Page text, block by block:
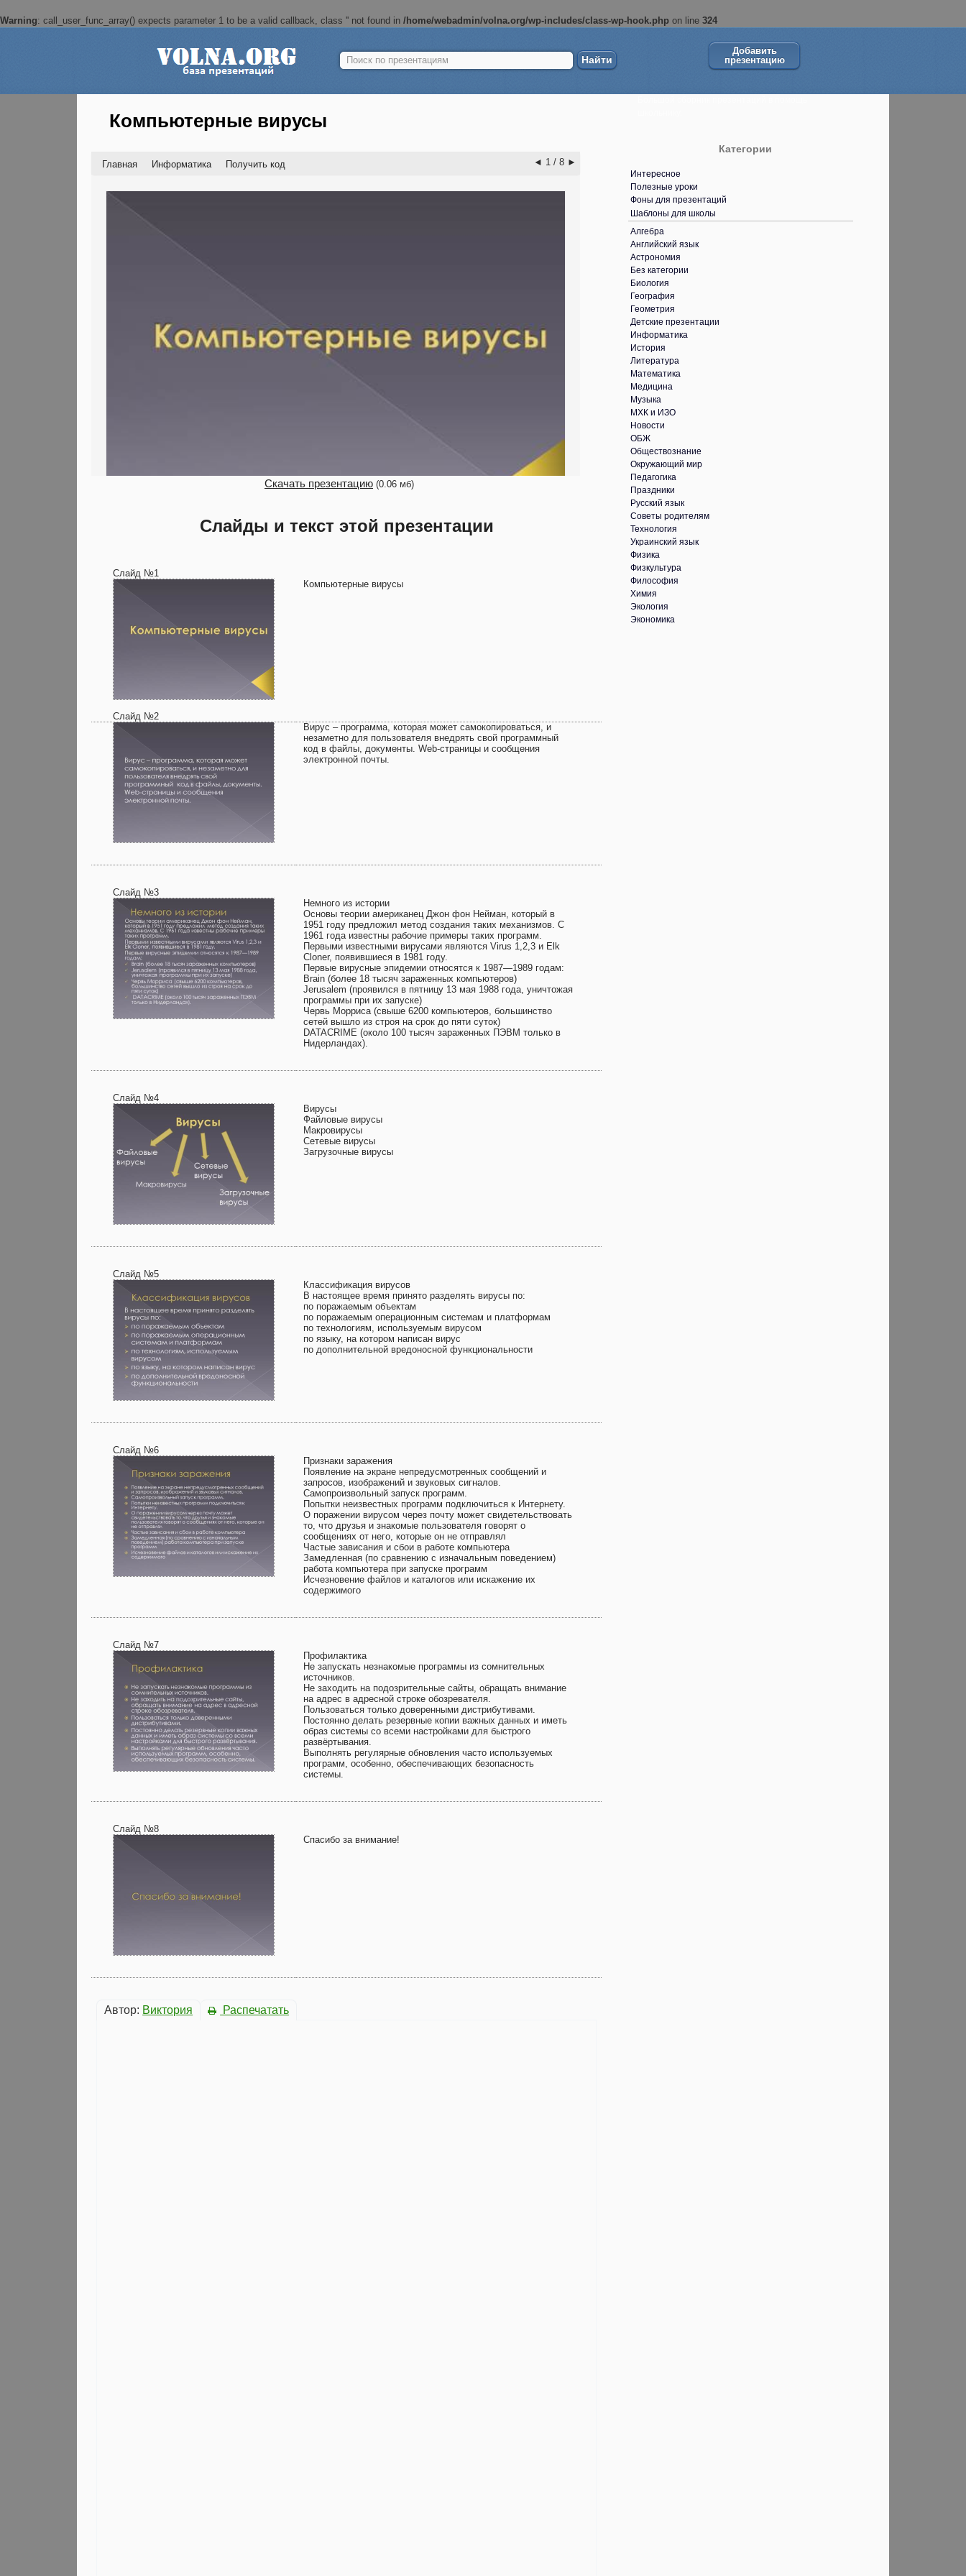
Warning: call_user_func_array() expects parameter 1 to be a valid callback, class '' not found in /home/webadmin/volna.org/wp-includes/class-wp-hook.php on line 324
Найти:
Добавить
презентацию
Компьютерные вирусы
Главная Информатика Получить код ◄ 1 / 8 ►
Скачать презентацию (0.06 мб)
Слайды и текст этой презентации
Слайд №1
Компьютерные вирусы
Слайд №2
Вирус – программа, которая может самокопироваться, и
незаметно для пользователя внедрять свой программный
код в файлы, документы. Web-страницы и сообщения
электронной почты.
Слайд №3
Немного из истории
Основы теории американец Джон фон Нейман, который в
1951 году предложил метод создания таких механизмов. С
1961 года известны рабочие примеры таких программ.
Первыми известными вирусами являются Virus 1,2,3 и Elk
Cloner, появившиеся в 1981 году.
Первые вирусные эпидемии относятся к 1987—1989 годам:
Brain (более 18 тысяч зараженных компьютеров)
Jerusalem (проявился в пятницу 13 мая 1988 года, уничтожая
программы при их запуске)
Червь Морриса (свыше 6200 компьютеров, большинство
сетей вышло из строя на срок до пяти суток)
DATACRIME (около 100 тысяч зараженных ПЭВМ только в
Нидерландах).
Слайд №4
Вирусы
Файловые вирусы
Макровирусы
Сетевые вирусы
Загрузочные вирусы
Слайд №5
Классификация вирусов
В настоящее время принято разделять вирусы по:
по поражаемым объектам
по поражаемым операционным системам и платформам
по технологиям, используемым вирусом
по языку, на котором написан вирус
по дополнительной вредоносной функциональности
Слайд №6
Признаки заражения
Появление на экране непредусмотренных сообщений и
запросов, изображений и звуковых сигналов.
Самопроизвольный запуск программ.
Попытки неизвестных программ подключиться к Интернету.
О поражении вирусом через почту может свидетельствовать
то, что друзья и знакомые пользователя говорят о
сообщениях от него, которые он не отправлял
Частые зависания и сбои в работе компьютера
Замедленная (по сравнению с изначальным поведением)
работа компьютера при запуске программ
Исчезновение файлов и каталогов или искажение их
содержимого
Слайд №7
Профилактика
Не запускать незнакомые программы из сомнительных
источников.
Не заходить на подозрительные сайты, обращать внимание
на адрес в адресной строке обозревателя.
Пользоваться только доверенными дистрибутивами.
Постоянно делать резервные копии важных данных и иметь
образ системы со всеми настройками для быстрого
развёртывания.
Выполнять регулярные обновления часто используемых
программ, особенно, обеспечивающих безопасность
системы.
Слайд №8
Спасибо за внимание!
Автор: Виктория Распечатать
Категории
Интересное
Полезные уроки
Фоны для презентаций
Шаблоны для школы
Алгебра
Английский язык
Астрономия
Без категории
Биология
География
Геометрия
Детские презентации
Информатика
История
Литература
Математика
Медицина
Музыка
МХК и ИЗО
Новости
ОБЖ
Обществознание
Окружающий мир
Педагогика
Праздники
Русский язык
Советы родителям
Технология
Украинский язык
Физика
Физкультура
Философия
Химия
Экология
Экономика